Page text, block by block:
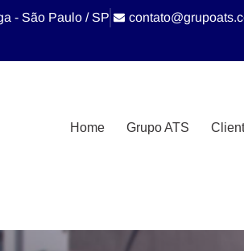
- São Paulo / SP
Home Grupo ATS